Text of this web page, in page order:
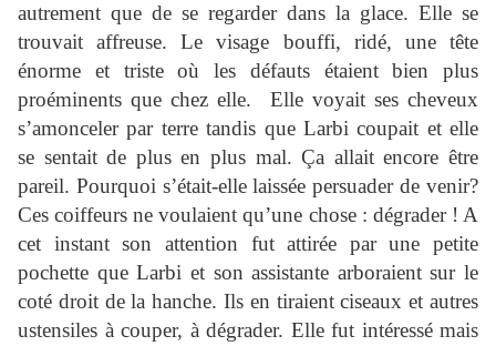
autrement que de se regarder dans la glace. Elle se
trouvait affreuse. Le visage bouffi, ridé, une tête
énorme et triste où les défauts étaient bien plus
proéminents que chez elle.
Elle voyait ses cheveux
s’amonceler par terre tandis que Larbi coupait et elle
se sentait de plus en plus mal. Ça allait encore être
pareil. Pourquoi s’était-elle laissée persuader de venir?
Ces coiffeurs ne voulaient qu’une chose : dégrader ! A
cet instant son attention fut attirée par une petite
pochette que Larbi et son assistante arboraient sur le
coté droit de la hanche. Ils en tiraient ciseaux et autres
ustensiles à couper, à dégrader. Elle fut intéressé mais